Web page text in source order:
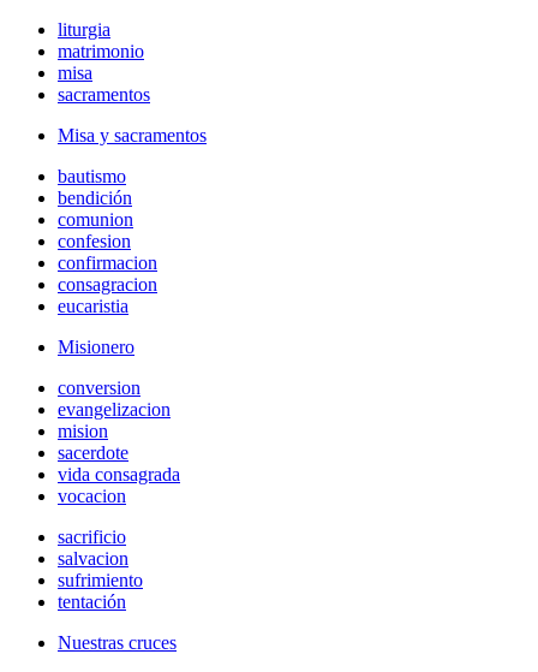
liturgia
matrimonio
misa
sacramentos
Misa y sacramentos
bautismo
bendición
comunion
confesion
confirmacion
consagracion
eucaristia
Misionero
conversion
evangelizacion
mision
sacerdote
vida consagrada
vocacion
sacrificio
salvacion
sufrimiento
tentación
Nuestras cruces